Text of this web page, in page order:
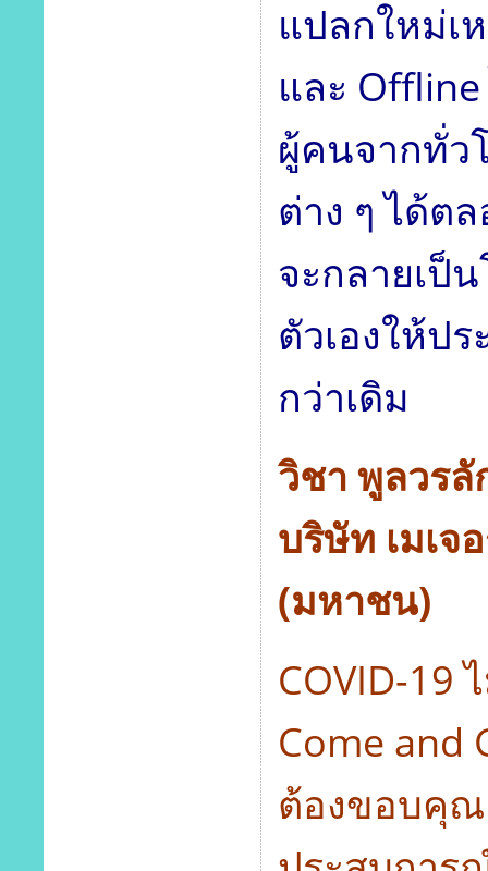
แปลกใหม่เ
และ
ผู้คนจากทั่ว
ต่าง ๆ ได้ต
จะกลายเป็
ตัวเองให้ป
กว่าเดิม
วิชา พูลวร
บริษัท เมเจ
(มหาชน)
COVID-19
Come and
ต้องขอบคุณ